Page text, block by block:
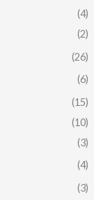
(4)
(2)
(26)
(6)
(15)
(10)
(3)
(4)
(3)